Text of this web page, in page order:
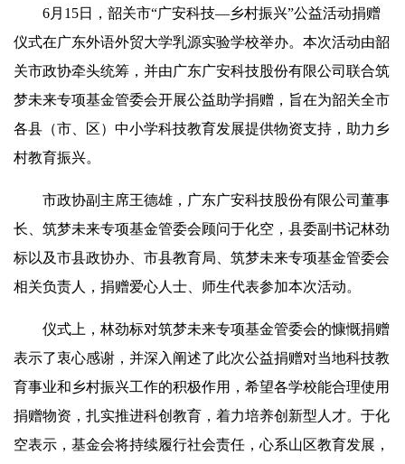
6月15日，韶关市“广安科技—乡村振兴”公益活动捐赠
仪式在广东外语外贸大学乳源实验学校举办。本次活动由韶
关市政协牵头统筹，并由广东广安科技股份有限公司联合筑
梦未来专项基金管委会开展公益助学捐赠，旨在为韶关全市
各县（市、区）中小学科技教育发展提供物资支持，助力乡
村教育振兴。
市政协副主席王德雄，广东广安科技股份有限公司董事
长、筑梦未来专项基金管委会顾问于化空，县委副书记林劲
标以及市县政协办、市县教育局、筑梦未来专项基金管委会
相关负责人，捐赠爱心人士、师生代表参加本次活动。
仪式上，林劲标对筑梦未来专项基金管委会的慷慨捐赠
表示了衷心感谢，并深入阐述了此次公益捐赠对当地科技教
育事业和乡村振兴工作的积极作用，希望各学校能合理使用
捐赠物资，扎实推进科创教育，着力培养创新型人才。于化
空表示，基金会将持续履行社会责任，心系山区教育发展，